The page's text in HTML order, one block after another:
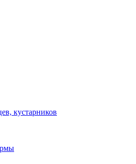
кустарников